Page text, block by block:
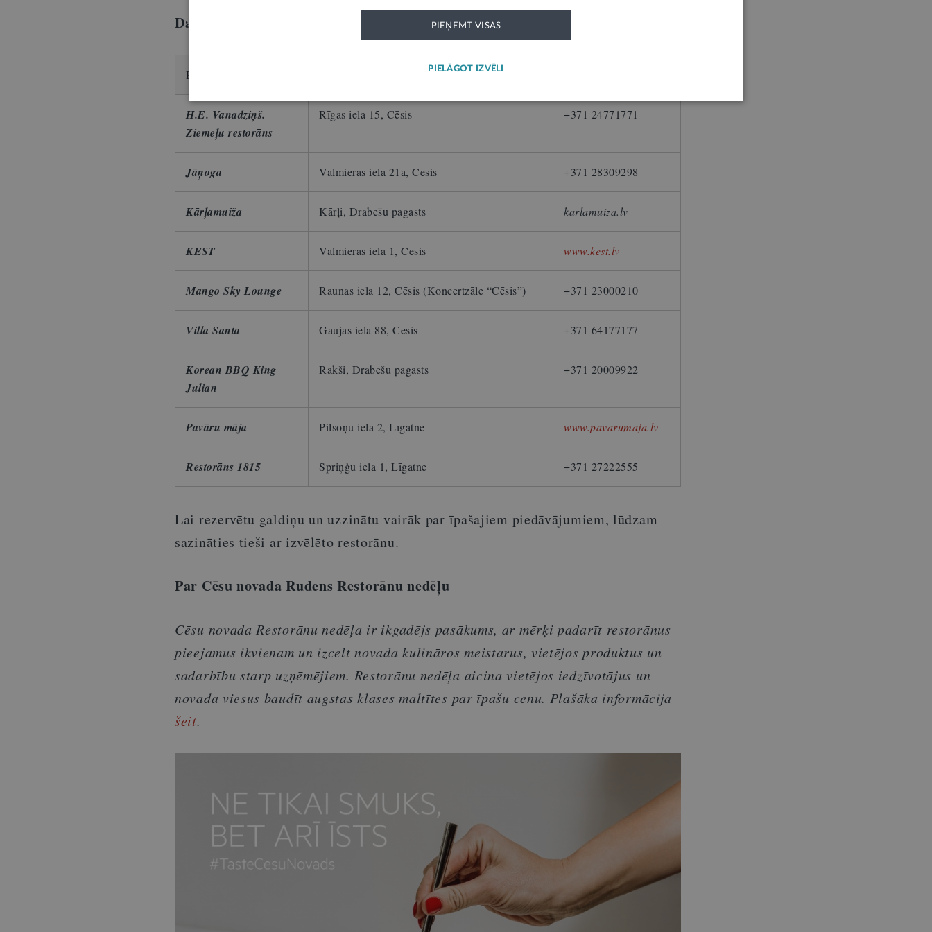
Dalībnieki un rezervācijas kontakti
Restorāns
H.E. Vanadziņš.
Ziemeļu restorāns
Rīgas iela 15, Cēsis +371 24771771
Jāņoga Valmieras iela 21a, Cēsis +371 28309298
Kārļamuiža Kārļi, Drabešu pagasts karlamuiza.lv
KEST Valmieras iela 1, Cēsis www.kest.lv
Mango Sky Lounge Raunas iela 12, Cēsis (Koncertzāle “Cēsis”) +371 23000210
Villa Santa Gaujas iela 88, Cēsis +371 64177177
Korean BBQ King
Julian
Rakši, Drabešu pagasts +371 20009922
Pavāru māja Pilsoņu iela 2, Līgatne www.pavarumaja.lv
Restorāns 1815 Spriņģu iela 1, Līgatne +371 27222555
Lai rezervētu galdiņu un uzzinātu vairāk par īpašajiem piedāvājumiem, lūdzam
sazināties tieši ar izvēlēto restorānu.
Par Cēsu novada Rudens Restorānu nedēļu
Cēsu novada Restorānu nedēļa ir ikgadējs pasākums, ar mērķi padarīt restorānus
pieejamus ikvienam un izcelt novada kulināros meistarus, vietējos produktus un
sadarbību starp uzņēmējiem. Restorānu nedēļa aicina vietējos iedzīvotājus un
novada viesus baudīt augstas klases maltītes par īpašu cenu. Plašāka informācija
šeit.
PIEŅEMT VISAS
PIELĀGOT IZVĒLI